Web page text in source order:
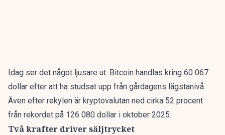
Idag ser det något ljusare ut. Bitcoin handlas kring 60 067
dollar efter att ha studsat upp från gårdagens lägstanivå.
Även efter rekylen är kryptovalutan ned cirka 52 procent
från rekordet på 126 080 dollar i oktober 2025.
Två krafter driver säljtrycket